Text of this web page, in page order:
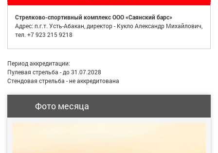
Стрелково-спортивный комплекс ООО «Саянский барс»
Адрес: п.г.т. Усть-Абакан, директор - Кукло Александр Михайлович,
тел. +7 923 215 9218
Период аккредитации:
Пулевая стрельба - до 31.07.2028
Стендовая стрельба - не аккредитована
Фото месяца